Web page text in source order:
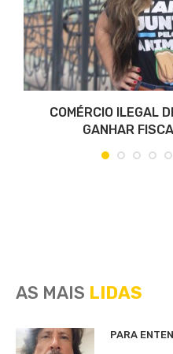
COMÉRCIO ILEGAL
GANHAR
AS MAIS LIDAS
PARA